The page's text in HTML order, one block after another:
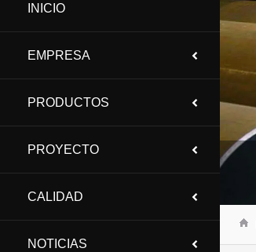
INICIO
EMPRESA
PRODUCTOS
PROYECTO
CALIDAD
NOTICIAS